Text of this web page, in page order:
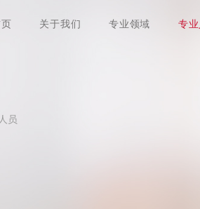
关于我们 专业领域 专
员